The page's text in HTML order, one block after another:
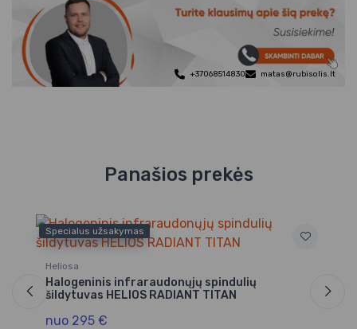
+37068514830 matas@rubisolis.lt
Panašios prekės
Specialus užsakymas
Heliosa
Halogeninis infraraudonųjų spindulių
šildytuvas HELIOS RADIANT TITAN
nuo 295 €